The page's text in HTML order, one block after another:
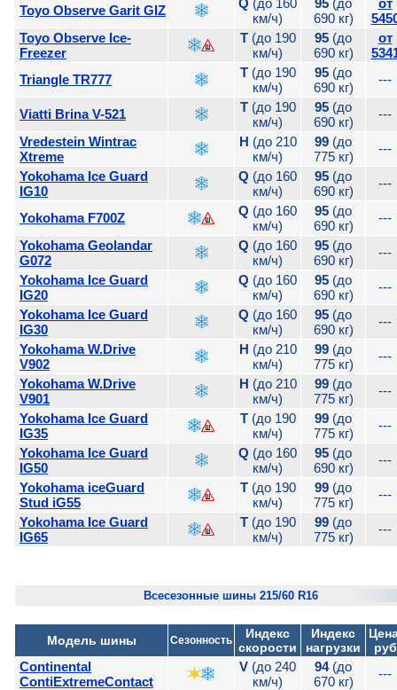
Toyo Observe Garit GIZ Q (до 160
км/ч)
95 (до
690 кг)
от
Toyo Observe Ice-
Freezer
T(до 190
км/ч)
95 (до
690 кг)
от
Triangle TR777
T(до 190
км/ч)
95 (до
690 кг)
---
Viatti Brina V-521 T(до 190
км/ч)
95 (до
690 кг)
---
Vredestein Wintrac
Xtreme
H (до 210
км/ч)
99 (до
775 кг)
---
Yokohama Ice Guard
IG10
Q (до 160
км/ч)
95 (до
690 кг)
---
Yokohama F700Z Q (до 160
км/ч)
95 (до
690 кг)
---
Yokohama Geolandar
G072
Q (до 160
км/ч)
95 (до
690 кг)
---
Yokohama Ice Guard
IG20
Q (до 160
км/ч)
95 (до
690 кг)
---
Yokohama Ice Guard
IG30
Q (до 160
км/ч)
95 (до
690 кг)
---
Yokohama W.Drive
V902
H (до 210
км/ч)
99 (до
775 кг)
---
Yokohama W.Drive
V901
H (до 210
км/ч)
99 (до
775 кг)
---
Yokohama Ice Guard
IG35
T(до 190
км/ч)
99 (до
775 кг)
---
Yokohama Ice Guard
IG50
Q (до 160
км/ч)
95 (до
690 кг)
---
Yokohama iceGuard
Stud iG55
T(до 190
км/ч)
99 (до
775 кг)
---
Yokohama Ice Guard
IG65
T(до 190
км/ч)
99 (до
775 кг)
---
Всесезонные шины 215/60 R16
Модель шины Сезонность
Индекс
скорости
Индекс
нагрузки
руб
Continental
ContiExtremeContact
V (до 240
км/ч)
94(до
670 кг)
---